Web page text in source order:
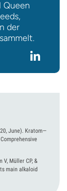
Queen
der
June). Kratom—
V, Müller CP, &
main alkaloid